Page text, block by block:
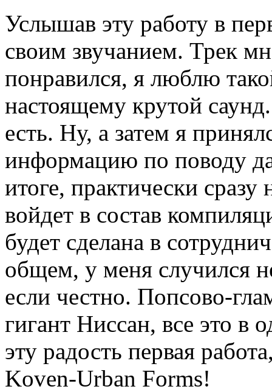
Услышав эту работу в
своим звучанием. Трек
понравился, я люблю
настоящему крутой
есть. Ну, а затем я
информацию по поводу
итоге, практически сразу
войдет в состав
будет сделана в
общем, у меня случился
если честно. Попсово-
гигант Ниссан, все это в
эту радость первая
Koven-Urban Forms!